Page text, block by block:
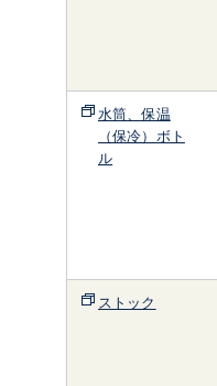
水筒、保温
（保冷）ボト
ル
ストック